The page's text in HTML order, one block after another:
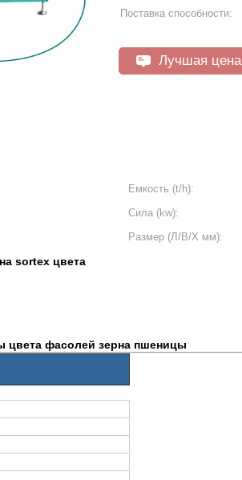
Поставка способности:
Лучшая цена
Емкость (t/h):
Сила (kw):
Размер (Л/В/Х мм):
sortex цвета
цвета фасолей зерна пшеницы